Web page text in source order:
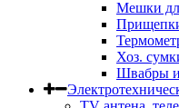
Мешки
Хоз.
Швабры